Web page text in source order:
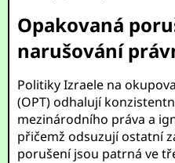
Opakovaná
narušování
Politiky Izraele na
(OPT) odhalují
mezinárodního práva a
přičemž odsuzují ostatní
porušení jsou patrná ve